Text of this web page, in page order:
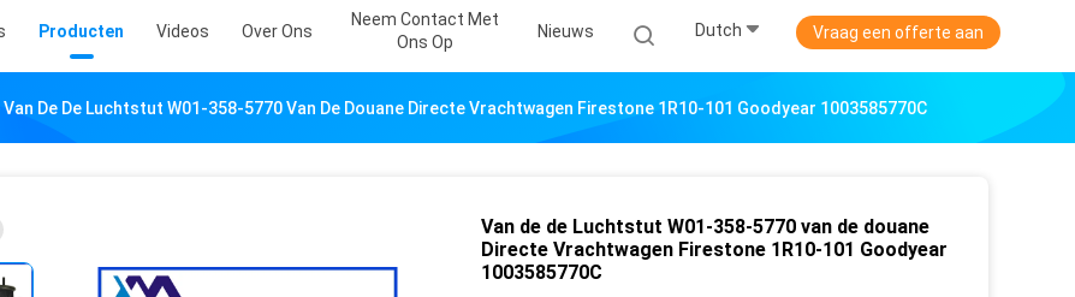
Producten Videos Over Ons
Neem Contact Met
Ons Op
Nieuws Dutch Vraag een offerte aan
Van De De Luchtstut W01-358-5770 Van De Douane Directe Vrachtwagen Firestone 1R10-101 Goodyear 1003585770C
Van de de Luchtstut W01-358-5770 van de douane
Directe Vrachtwagen Firestone 1R10-101 Goodyear
1003585770C